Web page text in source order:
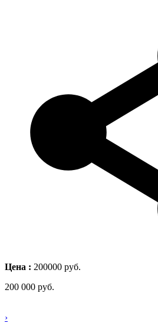
Цена : 200000 руб.
200 000 руб.
›